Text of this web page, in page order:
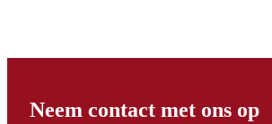
Neem contact met ons op